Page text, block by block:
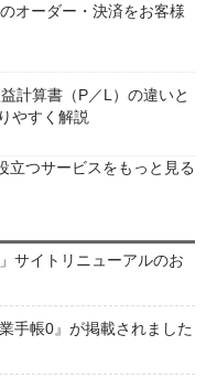
オーダー・決済をお客様
計算書（P／L）の違いと
やすく解説
立つサービスをもっと見る
サイトリニューアルのお
手帳0』が掲載されました